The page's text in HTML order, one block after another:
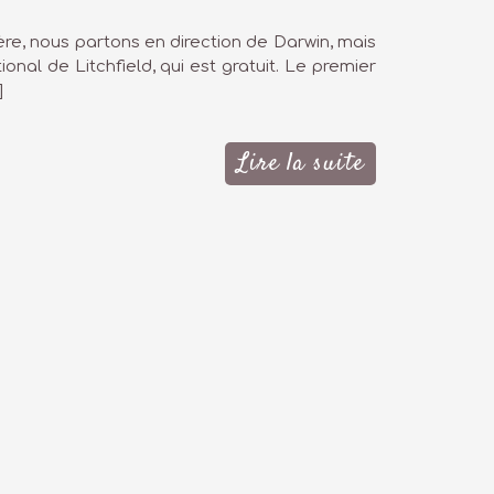
nous partons en direction de Darwin, mais
de Litchfield, qui est gratuit. Le premier
Lire la suite